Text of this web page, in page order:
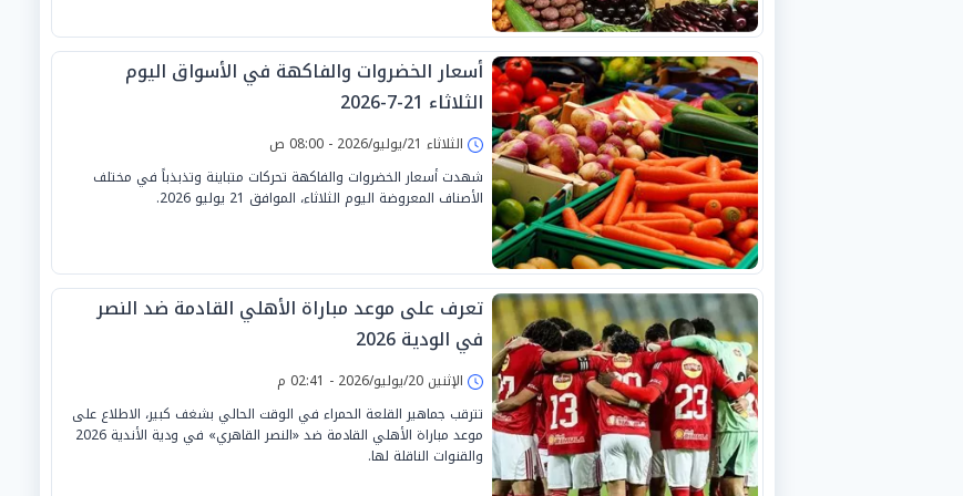
أسعار الخضروات والفاكهة في الأسواق اليوم
الثلاثاء 21-7-2026
الثلاثاء 21/يوليو/2026 - 08:00 ص
شهدت أسعار الخضروات والفاكهة تحركات متباينة وتذبذباً في مختلف
الأصناف المعروضة اليوم الثلاثاء، الموافق 21 يوليو 2026.
تعرف على موعد مباراة الأهلي القادمة ضد النصر
في الودية 2026
الإثنين 20/يوليو/2026 - 02:41 م
تترقب جماهير القلعة الحمراء في الوقت الحالي بشغف كبير، الاطلاع على
موعد مباراة الأهلي القادمة ضد «النصر القاهري» في ودية الأندية 2026
والقنوات الناقلة لها.